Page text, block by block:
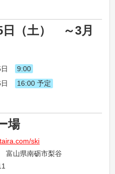
日（土） ～3月
日
9:00
日
16:00 予定
場
ski
富山県南砺市梨谷